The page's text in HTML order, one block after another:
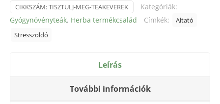
CIKKSZÁM:TISZTULJ-MEG-TEAKEVEREK
Kategóriák:
Gyógynövényteák, Herba termékcsalád Címkék:
Altató
Stresszoldó
Leírás
További információk